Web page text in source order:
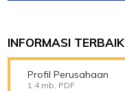
INFORMASI TERBAIK
Profil Perusahaan
1.4 mb, PDF